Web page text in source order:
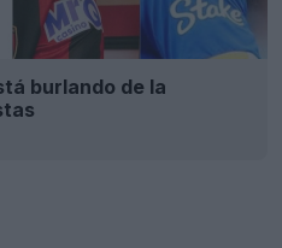
burlando de la